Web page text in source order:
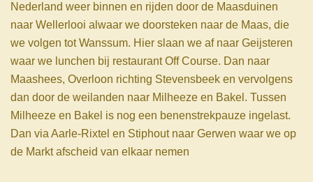
Nederland weer binnen en rijden door de Maasduinen
naar Wellerlooi alwaar we doorsteken naar de Maas, die
we volgen tot Wanssum. Hier slaan we af naar Geijsteren
waar we lunchen bij restaurant Off Course. Dan naar
Maashees, Overloon richting Stevensbeek en vervolgens
dan door de weilanden naar Milheeze en Bakel. Tussen
Milheeze en Bakel is nog een benenstrekpauze ingelast.
Dan via Aarle-Rixtel en Stiphout naar Gerwen waar we op
de Markt afscheid van elkaar nemen